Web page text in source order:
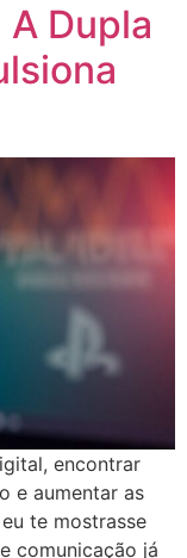
Dupla
encontrar
e aumentar as
te mostrasse
comunicação já